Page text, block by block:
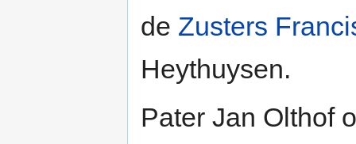
de Zusters
Heythuysen.
Pater Jan Olthof